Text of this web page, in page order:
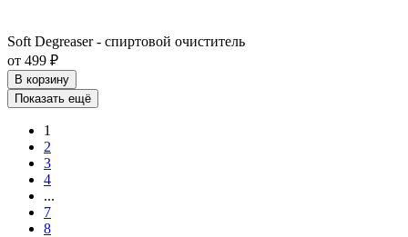
Soft Degreaser - спиртовой очиститель
от 499 ₽
В корзину
Показать ещё
1
2
3
4
...
7
8